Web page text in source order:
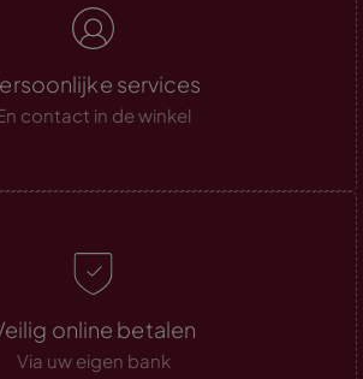
services
contact in de winkel
online betalen
Via uw eigen bank